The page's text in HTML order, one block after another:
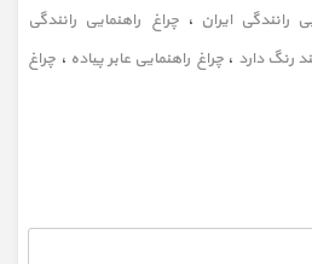
رانندگی ایران ،چراغ راهنمایی رانندگی
رنگ دارد ، چراغ راهنمایی عابر پیاده ، چراغ